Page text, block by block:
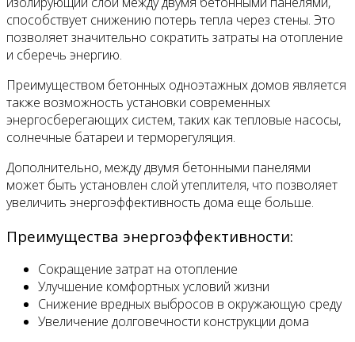
способствует снижению потерь тепла через стены. Это
позволяет значительно сократить затраты на отопление
и сберечь энергию.
Преимуществом бетонных одноэтажных домов является
также возможность установки современных
энергосберегающих систем, таких как тепловые насосы,
солнечные батареи и терморегуляция.
Дополнительно, между двумя бетонными панелями
может быть установлен слой утеплителя, что позволяет
увеличить энергоэффективность дома еще больше.
Преимущества энергоэффективности:
Сокращение затрат на отопление
Улучшение комфортных условий жизни
Снижение вредных выбросов в окружающую среду
Увеличение долговечности конструкции дома